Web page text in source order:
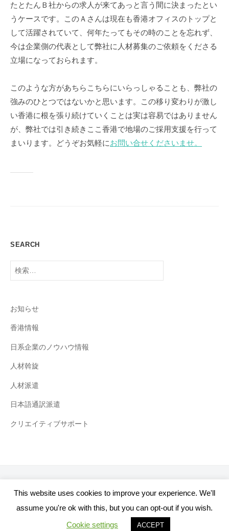
たとたんＢ社からの求人が来てあっと言う間に決まったとい
うケースです。このＡさんは現在も香港オフィスのトップと
して活躍されていて、何年たってもその時のことを忘れず、
今は企業側の代表として弊社に人材募集のご依頼をくださる
立場になっておられます。
このような方があちらこちらにいらっしゃることも、弊社の
強みのひとつではないかと思います。この移り変わりが激し
い香港に根を張り続けていくことは実は容易ではありません
が、弊社では引き続きここ香港で地場のご採用支援を行って
まいります。どうぞお気軽にお問い合せくださいませ。
SEARCH
検
索:
お知らせ
香港情報
日系企業のノウハウ情報
人材斡旋
人材派遣
日本語通訳派遣
クリエイティブサポート
プライバシーポリシー お問い合わせ
ALINE COMPANY LIMITED
This website uses cookies to improve your experience. We'll
assume you're ok with this, but you can opt-out if you wish.
Cookie settings
ACCEPT